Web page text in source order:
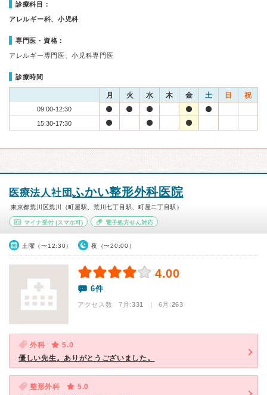
診療科目：
アレルギー科、小児科
専門医・資格：
アレルギー専門医、小児科専門医
診療時間
月 火 水 木 金 土 日 祝
09:00-12:30
15:30-17:30
医療法人社団ふかい整形外科医院
東京都荒川区荒川（町屋駅、荒川七丁目駅、町屋二丁目駅）
マイナ受付 (スマホ可) 電子処方せん対応
土曜（〜12:30） 夜（〜20:00）
4.00
6件
アクセス数 7月:331 | 6月:263
外科
5.0
優しい先生。ありがとうございました。
整形外科
5.0